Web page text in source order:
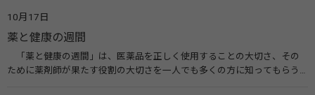
10月17日
薬と健康の週間
「薬と健康の週間」は、医薬品を正しく使用することの大切さ、その
ために薬剤師が果たす役割の大切さを一人でも多くの方に知ってもらう